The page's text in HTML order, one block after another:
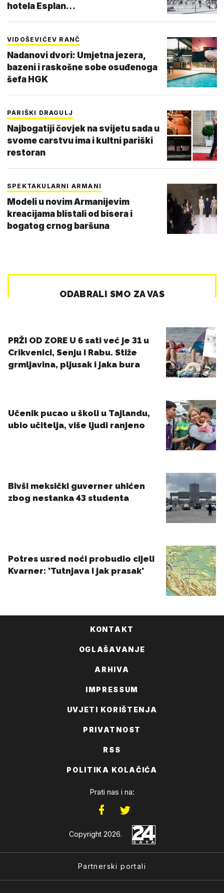
hotela Esplan…
VIDOŠEVIĆEV RANČ
Nadanovi dvori: Umjetna jezera,
bazeni i raskošne sobe osuđenoga
šefa HGK
PARIŠKI DRAGULJ
Najbogatiji čovjek na svijetu sada u
svome carstvu ima i kultni pariški
restoran
SPEKTAKULARNI ARMANI
Modeli u novim Armanijevim
kreacijama blistali od bisera i
bogatog crnog baršuna
KONTAKT
OGLAŠAVANJE
ARHIVA
IMPRESSUM
UVJETI KORIŠTENJA
PRIVATNOST
RSS
POLITIKA KOLAČIĆA
Prati nas i na:
Copyright 2026.
Partnerski portali